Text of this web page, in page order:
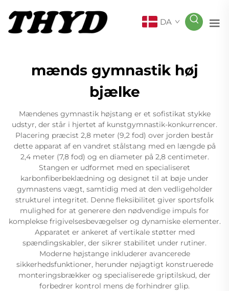
DA
mænds gymnastik høj
bjælke
Mændenes gymnastik højstang er et sofistikat stykke
udstyr, der står i hjertet af kunstgymnastik-konkurrencer.
Placering præcist 2,8 meter (9,2 fod) over jorden består
dette apparat af en vandret stålstang med en længde på
2,4 meter (7,8 fod) og en diameter på 2,8 centimeter.
Stangen er udformet med en specialiseret
karbonfiberbeklædning og designet til at bøje under
gymnastens vægt, samtidig med at den vedligeholder
strukturel integritet. Denne fleksibilitet giver sportsfolk
mulighed for at generere den nødvendige impuls for
komplekse frigivelsesbevægelser og dynamiske elementer.
Apparatet er ankeret af vertikale støtter med
spændingskabler, der sikrer stabilitet under rutiner.
Moderne højstange inkluderer avancerede
sikkerhedsfunktioner, herunder nøjagtigt konstruerede
monteringsbrækker og specialiserede griptilskud, der
forbedrer kontrol mens de forhindrer glip.